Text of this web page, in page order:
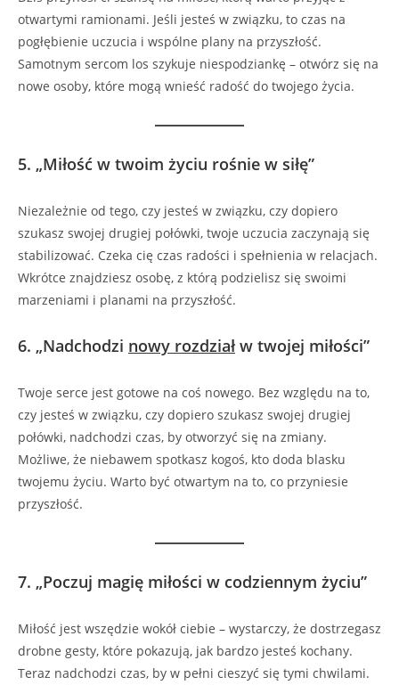
otwartymi ramionami. Jeśli jesteś w związku, to czas na
pogłębienie uczucia i wspólne plany na przyszłość.
Samotnym sercom los szykuje niespodziankę – otwórz się na
nowe osoby, które mogą wnieść radość do twojego życia.
5. „Miłość w twoim życiu rośnie w siłę”
Niezależnie od tego, czy jesteś w związku, czy dopiero
szukasz swojej drugiej połówki, twoje uczucia zaczynają się
stabilizować. Czeka cię czas radości i spełnienia w relacjach.
Wkrótce znajdziesz osobę, z którą podzielisz się swoimi
marzeniami i planami na przyszłość.
6. „Nadchodzi nowy rozdziałw twojej miłości”
Twoje serce jest gotowe na coś nowego. Bez względu na to,
czy jesteś w związku, czy dopiero szukasz swojej drugiej
połówki, nadchodzi czas, by otworzyć się na zmiany.
Możliwe, że niebawem spotkasz kogoś, kto doda blasku
twojemu życiu. Warto być otwartym na to, co przyniesie
przyszłość.
7. „Poczuj magię miłości w codziennym życiu”
Miłość jest wszędzie wokół ciebie – wystarczy, że dostrzegasz
drobne gesty, które pokazują, jak bardzo jesteś kochany.
Teraz nadchodzi czas, by w pełni cieszyć się tymi chwilami.